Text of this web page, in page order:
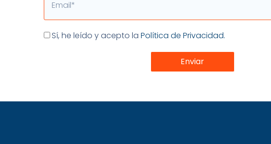
Aceptación
Sí, he leído y acepto la Política de Privacidad.
Enviar